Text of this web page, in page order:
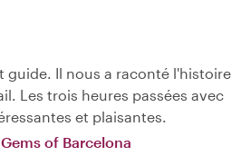
guide. Il nous a raconté l'histoire
Les trois heures passées avec
et plaisantes.
of Barcelona